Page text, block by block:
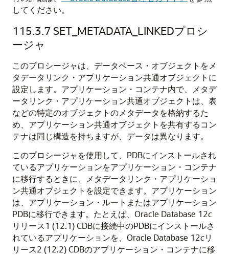
してください。
115.3.7 SET_METADATA_LINKEDプロシ
ージャ
このプロシージャは、データベース・オブジェクトをメ
タデータリンク・アプリケーション共通オブジェクトに
設定します。アプリケーション・コンテナ内で、メタデ
ータリンク・アプリケーション共通オブジェクトは、表
などの特定のオブジェクトのメタデータを格納するた
め、アプリケーション共通オブジェクトを共有するコン
テナは同じ構造を持ちますが、データは異なります。
このプロシージャを使用して、PDBにインストールされ
ているアプリケーションをアプリケーション・コンテナ
に移行するときに、メタデータリンク・アプリケーショ
ン共通オブジェクトを設定できます。アプリケーション
は、アプリケーション・ルートまたはアプリケーション
PDBに移行できます。たとえば、Oracle Database 12c
リリース1 (12.1) CDBに接続中のPDBにインストールさ
れているアプリケーションを、Oracle Database 12cリ
リース2 (12.2) CDBのアプリケーション・コンテナに移